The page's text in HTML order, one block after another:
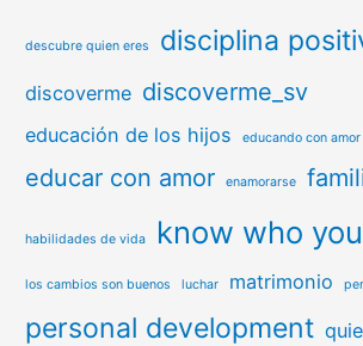
descubre quien eres disciplina
discoverme discoverme_sv
educación de los hijos educando con amor
educar con amor enamorarse
habilidades de vida know who
los cambios son buenos luchar matrimonio
personal development